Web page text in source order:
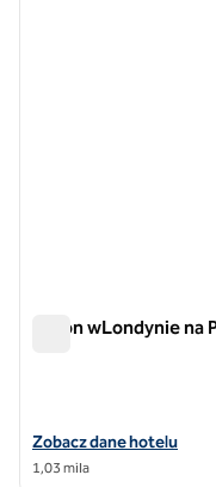
Hilton wLondynie na
Zobacz szczegóły hotelu
Zobacz dane hotelu
1,03 mila